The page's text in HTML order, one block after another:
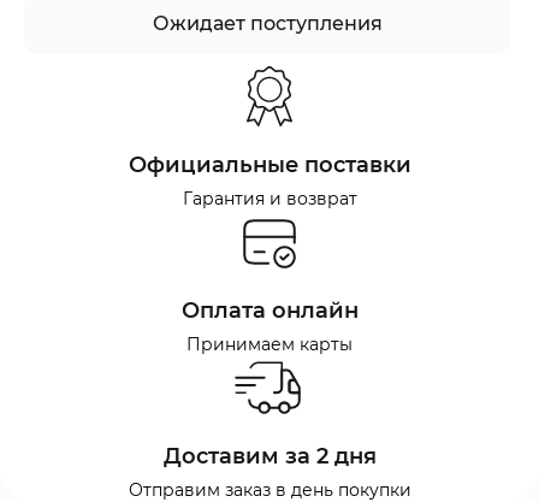
Ожидает поступления
Официальные поставки
Гарантия и возврат
Оплата онлайн
Принимаем карты
Доставим за 2 дня
Отправим заказ в день покупки